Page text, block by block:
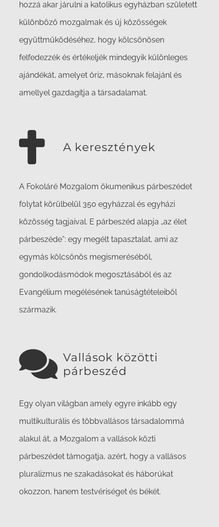
hozzá akar járulni a katolikus egyházban született
különböző mozgalmak és új közösségek
együttműködéséhez, hogy kölcsönösen
felfedezzék és értékeljék mindegyik különleges
ajándékát, amelyet őriz, másoknak felajánl és
amellyel gazdagítja a társadalamat.
A keresztények
A Fokoláré Mozgalom ökumenikus párbeszédet
folytat körülbelül 350 egyházzal és egyházi
közösség tagjaival. E párbeszéd alapja „az élet
párbeszéde”: egy megélt tapasztalat, ami az
egymás kölcsönös megismeréséből,
gondolkodásmódok megosztásából és az
Evangélium megélésének tanúságtételeiből
származik.
Vallások közötti
párbeszéd
Egy olyan világban amely egyre inkább egy
multikulturális és többvallásos társadalommá
alakul át, a Mozgalom a vallások közti
párbeszédet támogatja, azért, hogy a vallásos
pluralizmus ne szakadásokat és háborúkat
okozzon, hanem testvériséget és békét.